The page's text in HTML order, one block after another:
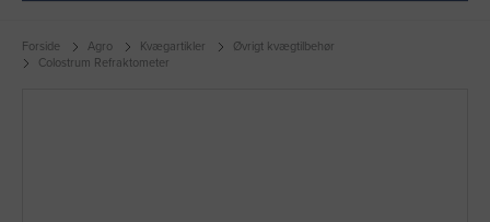
Forside Agro Kvægartikler
Øvrigt kvægtilbehør
Colostrum Refraktometer